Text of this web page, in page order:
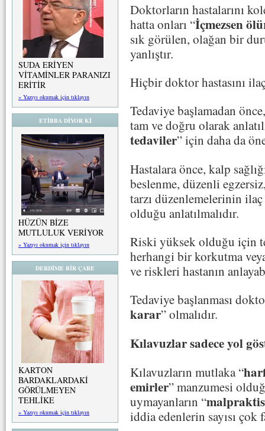
SUDA ERİYEN
VİTAMİNLER PARANIZI
ERİTİR
» Yazıyı okumak için tıklayın
ETİBBA DİYOR Kİ
HÜZÜN BİZE
MUTLULUK VERİYOR
» Yazıyı okumak için tıklayın
DERDİME BİR ÇARE
KARTON
BARDAKLARDAKİ
GÖRÜLMEYEN
TEHLİKE
» Yazıyı okumak için tıklayın
Doktorların hastalarını
hatta onları “İçmezsen
sık görülen, olağan bir
yanlıştır.
Hiçbir doktor hastasını
Tedaviye başlamadan
tam ve doğru olarak
tedaviler” için daha da
Hastalara önce, kalp
beslenme, düzenli
tarzı düzenlemelerinin
olduğu anlatılmalıdır.
Riski yüksek olduğu için
herhangi bir korkutma
ve riskleri hastanın
Tedaviye başlanması
karar” olmalıdır.
Kılavuzlar sadece yol
Kılavuzların mutlaka “
emirler” manzumesi
uymayanların “malpraktis
iddia edenlerin sayısı çok